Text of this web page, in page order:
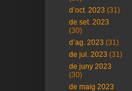
d’oct. 2023 (31)
de set. 2023
(30)
d’ag. 2023 (31)
de jul. 2023 (31)
de juny 2023
(30)
de maig 2023